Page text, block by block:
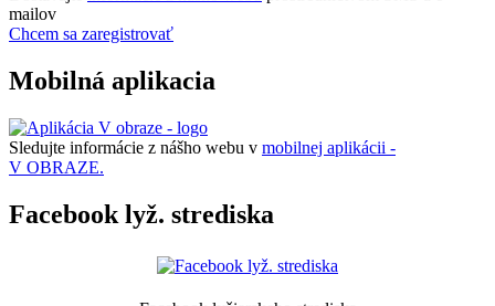
mailov
Chcem sa zaregistrovať
Mobilná aplikacia
Sledujte informácie z nášho webu v mobilnej aplikácii -
V OBRAZE.
Facebook lyž. strediska